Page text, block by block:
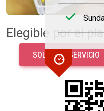
Elegible por el
SOLICITAR SERVICIO